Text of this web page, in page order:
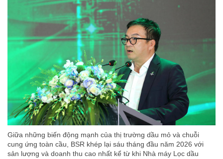
Giữa những biến động mạnh của thị trường dầu mỏ và chuỗi
cung ứng toàn cầu, BSR khép lại sáu tháng đầu năm 2026 với
sản lượng và doanh thu cao nhất kể từ khi Nhà máy Lọc dầu